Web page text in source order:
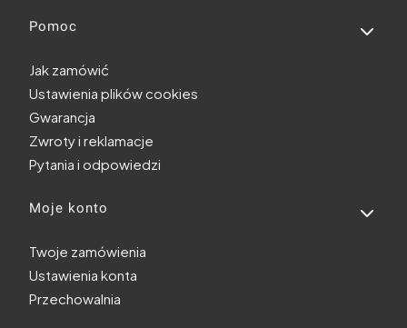
Pomoc
Jak zamówić
Ustawienia plików cookies
Gwarancja
Zwroty i reklamacje
Pytania i odpowiedzi
Moje konto
Twoje zamówienia
Ustawienia konta
Przechowalnia